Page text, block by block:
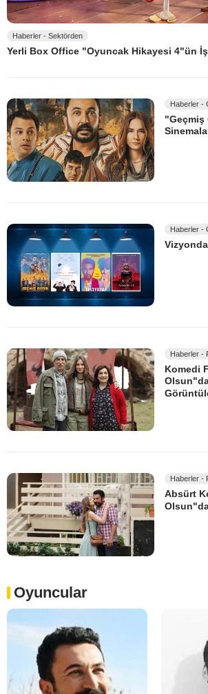
Haberler - Sektörden
Yerli Box Office "Oyuncak Hikayesi 4"ün
Haberler -
"Geçmiş
Haberler -
Haberler -
Komedi
Haberler -
Absürt
Oyuncular